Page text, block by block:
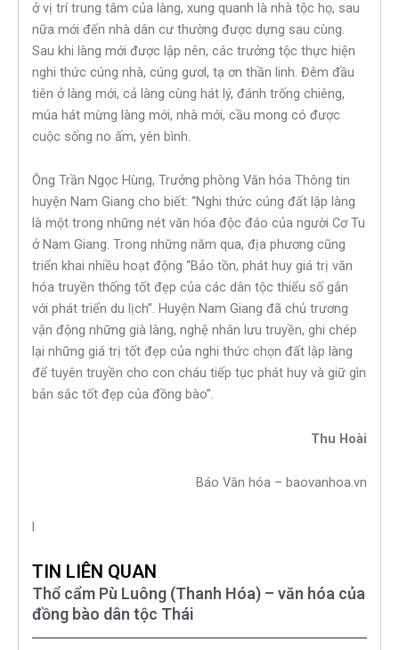
ở vị trí trung tâm của làng, xung quanh là nhà tộc họ, sau
nữa mới đến nhà dân cư thường được dựng sau cùng.
Sau khi làng mới được lập nên, các trưởng tộc thực hiện
nghi thức cúng nhà, cúng gươl, tạ ơn thần linh. Đêm đầu
tiên ở làng mới, cả làng cùng hát lý, đánh trống chiêng,
múa hát mừng làng mới, nhà mới, cầu mong có được
cuộc sống no ấm, yên bình.
Ông Trần Ngọc Hùng, Trưởng phòng Văn hóa Thông tin
huyện Nam Giang cho biết: “Nghi thức cúng đất lập làng
là một trong những nét văn hóa độc đáo của người Cơ Tu
ở Nam Giang. Trong những năm qua, địa phương cũng
triển khai nhiều hoạt động “Bảo tồn, phát huy giá trị văn
hóa truyền thống tốt đẹp của các dân tộc thiểu số gắn
với phát triển du lịch”. Huyện Nam Giang đã chủ trương
vận động những già làng, nghệ nhân lưu truyền, ghi chép
lại những giá trị tốt đẹp của nghi thức chọn đất lập làng
để tuyên truyền cho con cháu tiếp tục phát huy và giữ gìn
bản sắc tốt đẹp của đồng bào”.
Thu Hoài
Báo Văn hóa – baovanhoa.vn
l
TIN LIÊN QUAN
Thổ cẩm Pù Luông (Thanh Hóa) – văn hóa của
đồng bào dân tộc Thái